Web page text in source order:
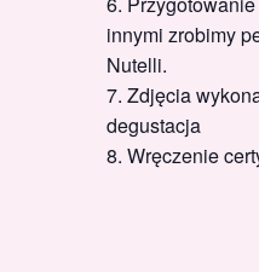
innymi zrobimy
Nutelli.
Zdjęcia
degustacja
Wręczenie